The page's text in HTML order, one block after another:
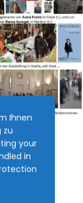
Ihnen
zu
your
in